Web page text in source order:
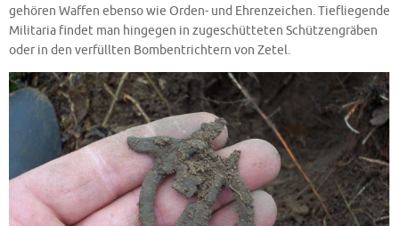
gehören Waffen ebenso wie Orden- und Ehrenzeichen. Tiefliegende
Militaria findet man hingegen in zugeschütteten Schützengräben
oder in den verfüllten Bombentrichtern von Zetel.